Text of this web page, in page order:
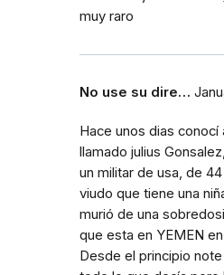
muy raro
No use su dire…
Hace unos dias conocí
llamado julius
un militar de usa, de
viudo que tiene una
murió de una
que esta en YEMEN
Desde el principio